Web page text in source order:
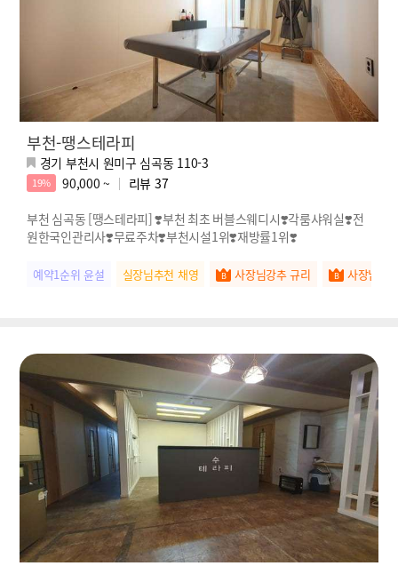
부천-땡스테라피
경기 부천시 원미구 심곡동 110-3
19% 90,000 ~ 리뷰 37
부천 심곡동 [땡스테라피] ❣️부천 최초 버블스웨디시❣️각룸샤워실❣️전
원한국인관리사❣️무료주차❣️부천시설1위❣️재방률1위❣️
예약1순위 윤설 실장님추천 채영 사장님강추 규리 사장님강